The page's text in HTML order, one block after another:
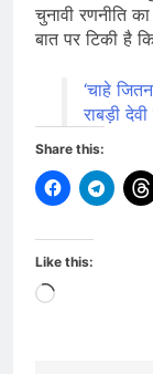
चुनावी रणनीति
बात पर टिकी है
‘चाहे
राबड़ी
Share this:
Like this:
Loading…